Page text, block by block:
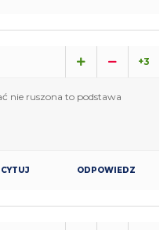
+3
nie ruszona to podstawa
CYTUJ ODPOWIEDZ